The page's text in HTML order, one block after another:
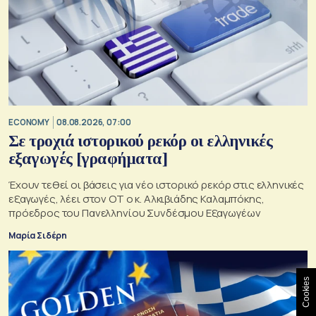
ECONOMY 08.08.2026, 07:00
Σε τροχιά ιστορικού ρεκόρ οι ελληνικές
εξαγωγές [γραφήματα]
Έχουν τεθεί οι βάσεις για νέο ιστορικό ρεκόρ στις ελληνικές
εξαγωγές, λέει στον ΟΤ ο κ. Αλκιβιάδης Καλαμπόκης,
πρόεδρος του Πανελληνίου Συνδέσμου Εξαγωγέων
Μαρία Σιδέρη
Cookies